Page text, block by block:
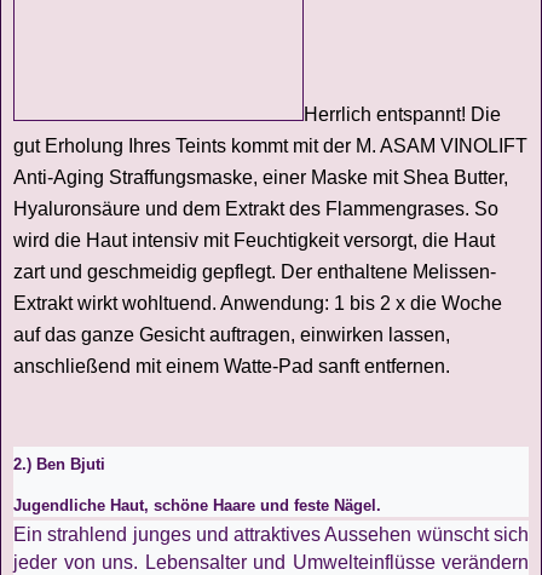
Herrlich entspannt! Die
gut Erholung Ihres Teints kommt mit der M. ASAM VINOLIFT
Anti-Aging Straffungsmaske, einer Maske mit Shea Butter,
Hyaluronsäure und dem Extrakt des Flammengrases. So
wird die Haut intensiv mit Feuchtigkeit versorgt, die Haut
zart und geschmeidig gepflegt. Der enthaltene Melissen-
Extrakt wirkt wohltuend. Anwendung: 1 bis 2 x die Woche
auf das ganze Gesicht auftragen, einwirken lassen,
anschließend mit einem Watte-Pad sanft entfernen.
2.) Ben Bjuti
Jugendliche Haut, schöne Haare und feste Nägel.
Ein strahlend junges und attraktives Aussehen wünscht sich
jeder von uns. Lebensalter und Umwelteinflüsse verändern